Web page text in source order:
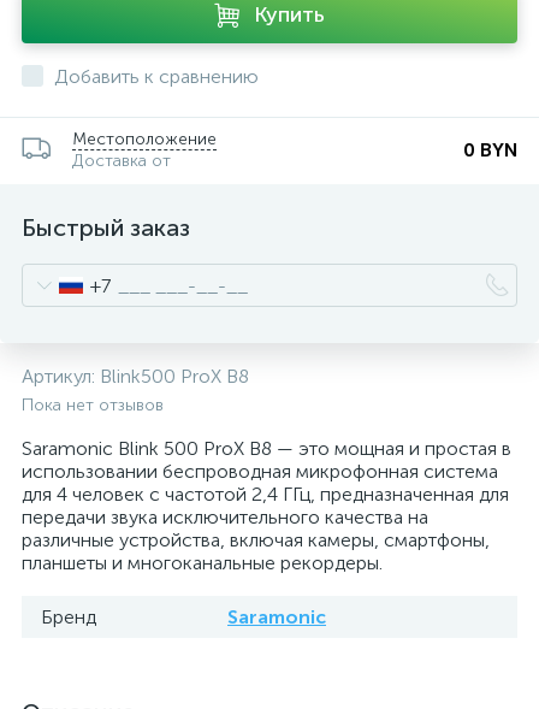
Купить
Добавить к сравнению
Местоположение
Доставка от
0 BYN
Быстрый заказ
+7
Артикул: Blink500 ProX B8
Пока нет отзывов
Saramonic Blink 500 ProX B8 — это мощная и простая в
использовании беспроводная микрофонная система
для 4 человек с частотой 2,4 ГГц, предназначенная для
передачи звука исключительного качества на
различные устройства, включая камеры, смартфоны,
планшеты и многоканальные рекордеры.
Бренд Saramonic